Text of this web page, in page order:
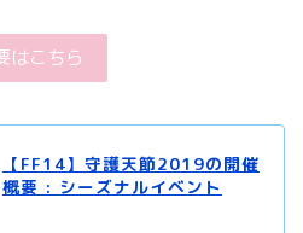
はこちら
【FF14】守護天節2019の開催
概要 : シーズナルイベント